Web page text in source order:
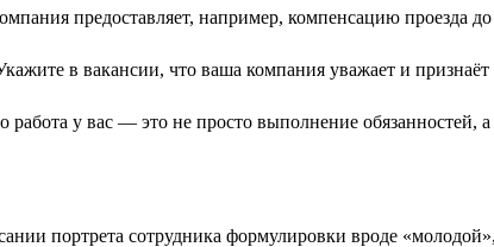
предоставляет, например, компенсацию проезда
в вакансии, что ваша компания уважает и
работа у вас — это не просто выполнение обязанностей,
портрета сотрудника формулировки вроде